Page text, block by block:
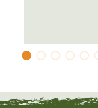
Größe XL: